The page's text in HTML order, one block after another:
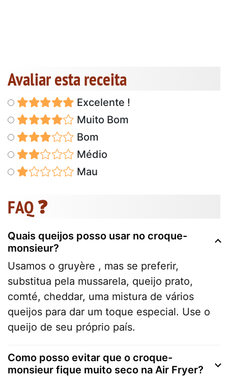
Avaliar esta receita
Excelente !
Muito Bom
Bom
Médio
Mau
FAQ ❓
Quais queijos posso usar no croque-
monsieur?
Usamos o gruyère , mas se preferir,
substitua pela mussarela, queijo prato,
comté, cheddar, uma mistura de vários
queijos para dar um toque especial. Use o
queijo de seu próprio país.
Como posso evitar que o croque-
monsieur fique muito seco na Air Fryer?